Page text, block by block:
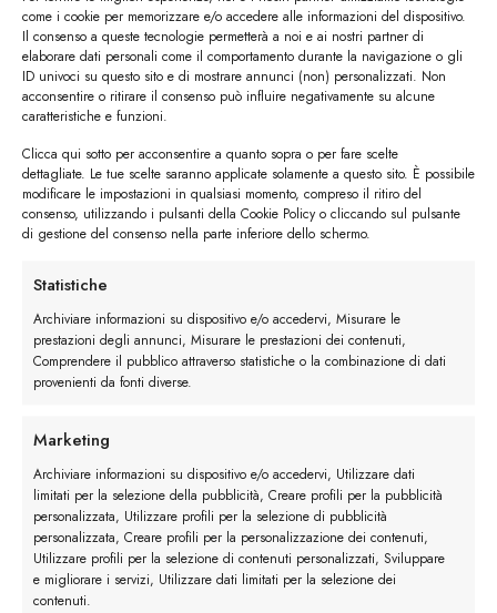
come i cookie per memorizzare e/o accedere alle informazioni del dispositivo.
Il consenso a queste tecnologie permetterà a noi e ai nostri partner di
elaborare dati personali come il comportamento durante la navigazione o gli
ID univoci su questo sito e di mostrare annunci (non) personalizzati. Non
acconsentire o ritirare il consenso può influire negativamente su alcune
caratteristiche e funzioni.
Clicca qui sotto per acconsentire a quanto sopra o per fare scelte
dettagliate. Le tue scelte saranno applicate solamente a questo sito. È possibile
modificare le impostazioni in qualsiasi momento, compreso il ritiro del
consenso, utilizzando i pulsanti della Cookie Policy o cliccando sul pulsante
di gestione del consenso nella parte inferiore dello schermo.
Statistiche
Archiviare informazioni su dispositivo e/o accedervi, Misurare le
prestazioni degli annunci, Misurare le prestazioni dei contenuti,
Comprendere il pubblico attraverso statistiche o la combinazione di dati
provenienti da fonti diverse.
Marketing
Archiviare informazioni su dispositivo e/o accedervi, Utilizzare dati
limitati per la selezione della pubblicità, Creare profili per la pubblicità
personalizzata, Utilizzare profili per la selezione di pubblicità
personalizzata, Creare profili per la personalizzazione dei contenuti,
Utilizzare profili per la selezione di contenuti personalizzati, Sviluppare
e migliorare i servizi, Utilizzare dati limitati per la selezione dei
contenuti.
I trackback sono chiusi, ma puoi
Lascia un commento
Devi essereconnesso per inviare un commento.